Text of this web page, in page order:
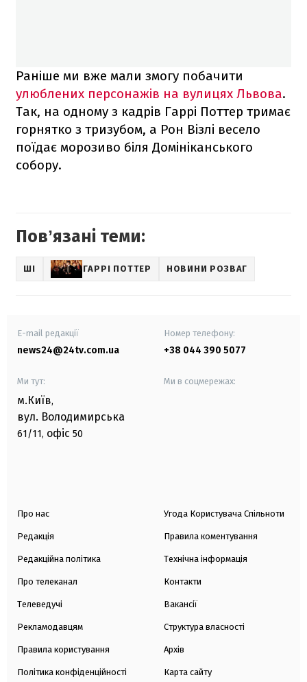
Раніше ми вже мали змогу побачити
улюблених персонажів на вулицях Львова.
Так, на одному з кадрів Гаррі Поттер тримає
горнятко з тризубом, а Рон Візлі весело
поїдає морозиво біля Домініканського
собору.
Повʼязані теми:
ШІ ГАРРІ ПОТТЕР НОВИНИ РОЗВАГ
E-mail редакції
news24@24tv.com.ua
Номер телефону:
+38 044 390 5077
Ми тут:
м.Київ,
вул. Володимирська
61/11, офіс 50
Ми в соцмережах:
Про нас
Редакція
Редакційна політика
Про телеканал
Телеведучі
Рекламодавцям
Правила користування
Політика конфіденційності
Угода Користувача Спільноти
Правила коментування
Технічна інформація
Контакти
Вакансії
Структура власності
Архів
Карта сайту